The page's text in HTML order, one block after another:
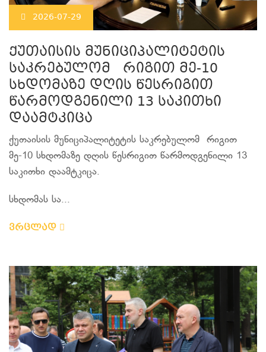
2026-07-29
ქუთაისის მუნიციპალიტეტის
საკრებულომ რიგით მე-10
სხდომაზე დღის წესრიგით
წარმოდგენილი 13 საკითხი
დაამტკიცა
ქუთაისის მუნიციპალიტეტის საკრებულომ რიგით
მე-10 სხდომაზე დღის წესრიგით წარმოდგენილი 13
საკითხი დაამტკიცა.
სხდომას სა...
ვრცლად